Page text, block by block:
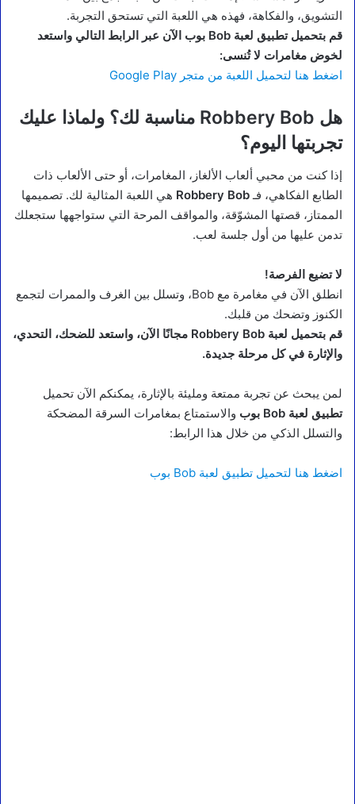
التشويق، والفكاهة، فهذه هي اللعبة التي تستحق التجربة.
قم بتحميل تطبيق لعبة Bob بوب الآن عبر الرابط التالي واستعد
لخوض مغامرات لا تُنسى:
اضغط هنا لتحميل اللعبة من متجر Google Play
هل Robbery Bob مناسبة لك؟ ولماذا عليك
تجربتها اليوم؟
إذا كنت من محبي ألعاب الألغاز، المغامرات، أو حتى الألعاب ذات
الطابع الفكاهي، فـ Robbery Bob هي اللعبة المثالية لك. تصميمها
الممتاز، قصتها المشوّقة، والمواقف المرحة التي ستواجهها ستجعلك
تدمن عليها من أول جلسة لعب.
لا تضيع الفرصة!
انطلق الآن في مغامرة مع Bob، وتسلل بين الغرف والممرات لتجمع
الكنوز وتضحك من قلبك.
قم بتحميل لعبة Robbery Bob مجانًا الآن، واستعد للضحك، التحدي،
والإثارة في كل مرحلة جديدة.
لمن يبحث عن تجربة ممتعة ومليئة بالإثارة، يمكنكم الآن تحميل
تطبيق لعبة Bob بوب
والاستمتاع بمغامرات السرقة المضحكة
والتسلل الذكي من خلال هذا الرابط:
اضغط هنا لتحميل تطبيق لعبة Bob بوب